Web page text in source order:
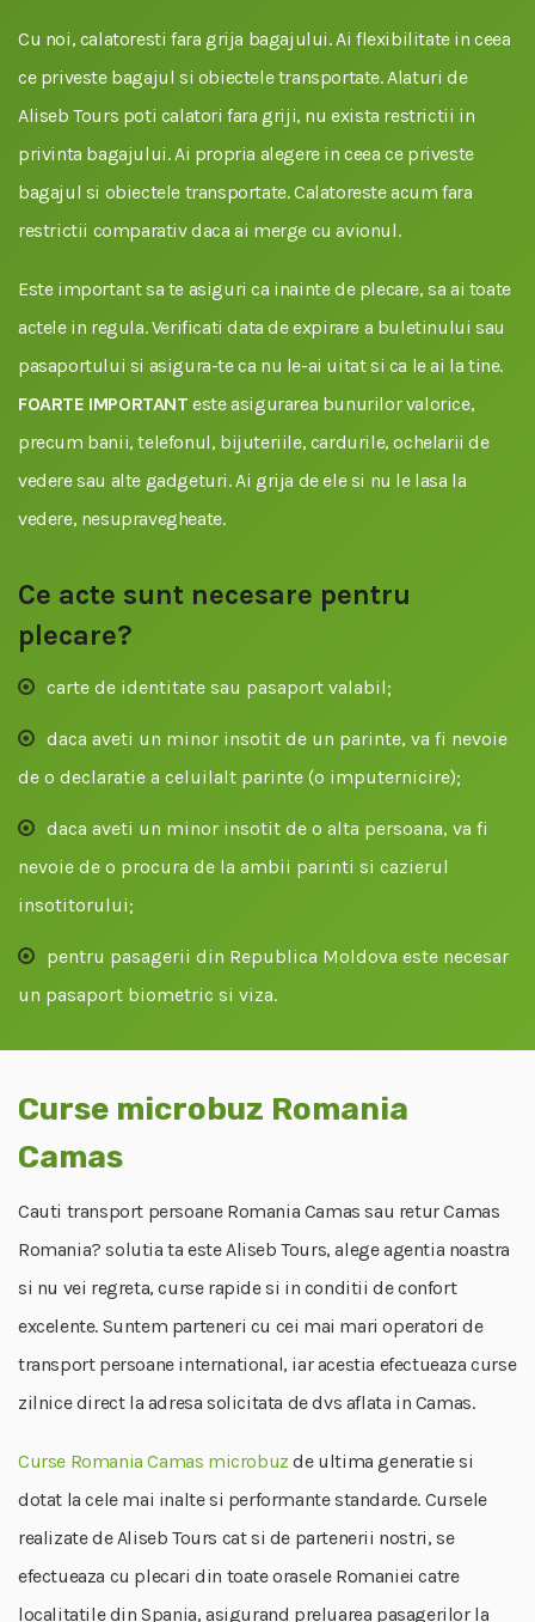
Cu noi, calatoresti fara grija bagajului. Ai flexibilitate in ceea
ce priveste bagajul si obiectele transportate. Alaturi de
Aliseb Tours poti calatori fara griji, nu exista restrictii in
privinta bagajului. Ai propria alegere in ceea ce priveste
bagajul si obiectele transportate. Calatoreste acum fara
restrictii comparativ daca ai merge cu avionul.
Este important sa te asiguri ca inainte de plecare, sa ai toate
actele in regula. Verificati data de expirare a buletinului sau
pasaportului si asigura-te ca nu le-ai uitat si ca le ai la tine.
FOARTE IMPORTANT este asigurarea bunurilor valorice,
precum banii, telefonul, bijuteriile, cardurile, ochelarii de
vedere sau alte gadgeturi. Ai grija de ele si nu le lasa la
vedere, nesupravegheate.
Ce acte sunt necesare pentru
plecare?
carte de identitate sau pasaport valabil;
daca aveti un minor insotit de un parinte, va fi nevoie
de o declaratie a celuilalt parinte (o imputernicire);
daca aveti un minor insotit de o alta persoana, va fi
nevoie de o procura de la ambii parinti si cazierul
insotitorului;
pentru pasagerii din Republica Moldova este necesar
un pasaport biometric si viza.
Curse microbuz Romania
Camas
Cauti transport persoane Romania Camas sau retur Camas
Romania? solutia ta este Aliseb Tours, alege agentia noastra
si nu vei regreta, curse rapide si in conditii de confort
excelente. Suntem parteneri cu cei mai mari operatori de
transport persoane international, iar acestia efectueaza curse
zilnice direct la adresa solicitata de dvs aflata in Camas.
Curse Romania Camas microbuz de ultima generatie si
dotat la cele mai inalte si performante standarde. Cursele
realizate de Aliseb Tours cat si de partenerii nostri, se
efectueaza cu plecari din toate orasele Romaniei catre
localitatile din Spania, asigurand preluarea pasagerilor la